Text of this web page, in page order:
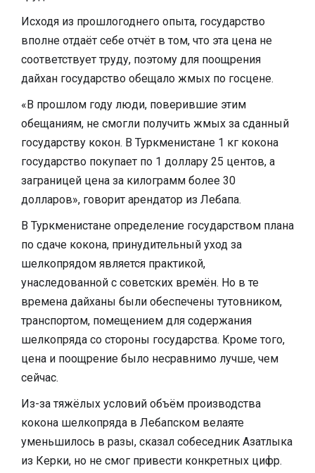
Исходя из прошлогоднего опыта, государство
вполне отдаёт себе отчёт в том, что эта цена не
соответствует труду, поэтому для поощрения
дайхан государство обещало жмых по госцене.
«В прошлом году люди, поверившие этим
обещаниям, не смогли получить жмых за сданный
государству кокон. В Туркменистане 1 кг кокона
государство покупает по 1 доллару 25 центов, а
заграницей цена за килограмм более 30
долларов», говорит арендатор из Лебапа.
В Туркменистане определение государством плана
по сдаче кокона, принудительный уход за
шелкопрядом является практикой,
унаследованной с советских времён. Но в те
времена дайханы были обеспечены тутовником,
транспортом, помещением для содержания
шелкопряда со стороны государства. Кроме того,
цена и поощрение было несравнимо лучше, чем
сейчас.
Из-за тяжёлых условий объём производства
кокона шелкопряда в Лебапском велаяте
уменьшилось в разы, сказал собеседник Азатлыка
из Керки, но не смог привести конкретных цифр.